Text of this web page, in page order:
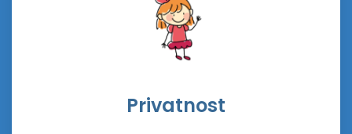
Privatnost